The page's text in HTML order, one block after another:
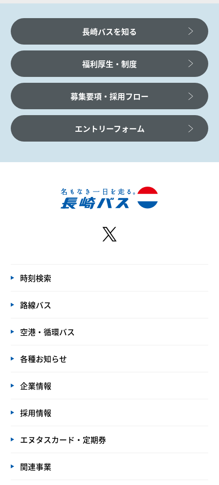
長崎バスを知る
福利厚生・制度
募集要項・採用フロー
エントリーフォーム
時刻検索
路線バス
空港・循環バス
各種お知らせ
企業情報
採用情報
エヌタスカード・定期券
関連事業